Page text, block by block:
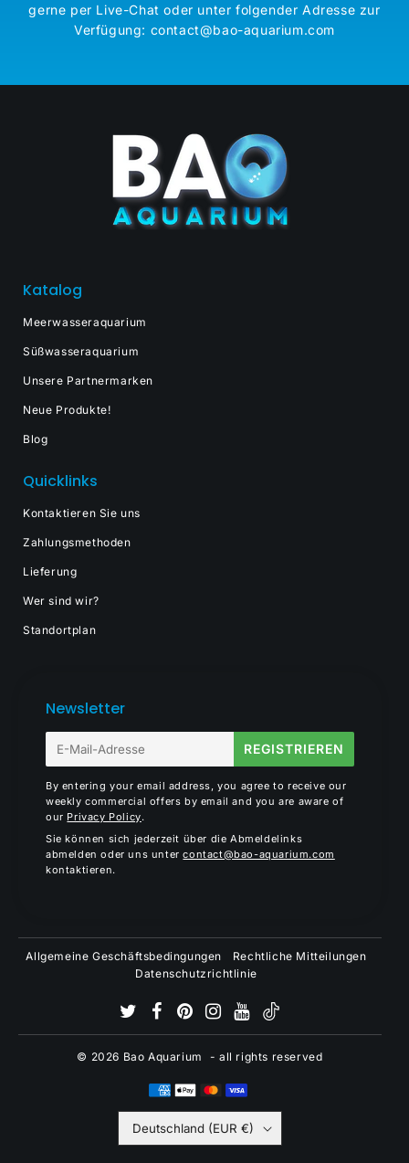
gerne per Live-Chat oder unter folgender Adresse zur
Verfügung: contact@bao-aquarium.com
Katalog
Meerwasseraquarium
Süßwasseraquarium
Unsere Partnermarken
Neue Produkte!
Blog
Quicklinks
Kontaktieren Sie uns
Zahlungsmethoden
Lieferung
Wer sind wir?
Standortplan
Newsletter
mail
REGISTRIEREN
By entering your email address, you agree to receive our
weekly commercial offers by email and you are aware of
our Privacy Policy.
Sie können sich jederzeit über die Abmeldelinks
abmelden oder uns untercontact@bao-aquarium.com
kontaktieren.
Allgemeine Geschäftsbedingungen
Rechtliche Mitteilungen
Datenschutzrichtlinie
© 2026 Bao Aquarium - all rights reserved
Deutschland (EUR €)